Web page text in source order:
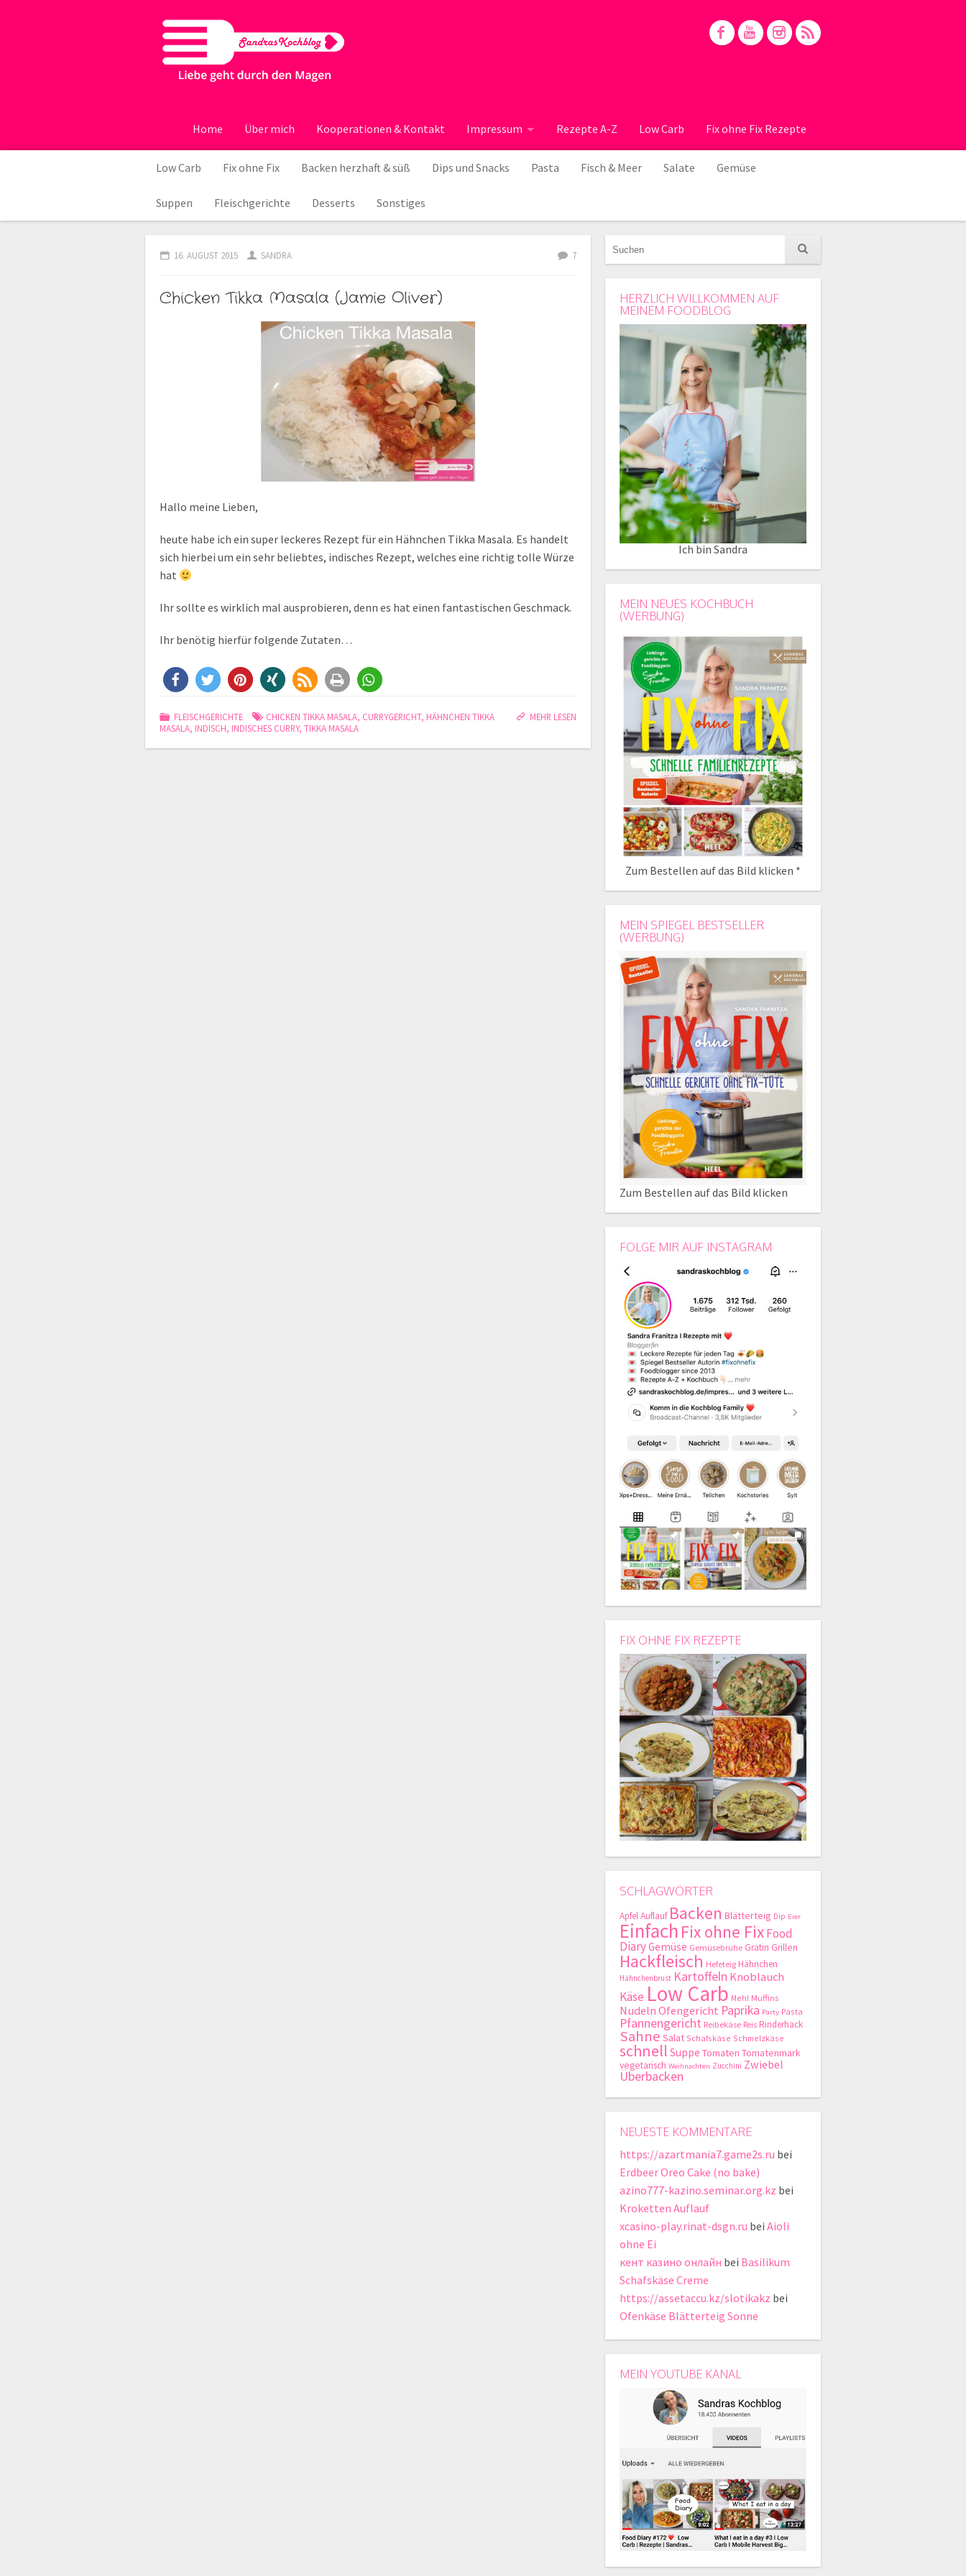
Home Über mich Kooperationen & Kontakt Impressum Rezepte A-Z Low Carb Fix ohne Fix Rezepte
Low Carb Fix ohne Fix Backen herzhaft & süß Dips und Snacks Pasta Fisch & Meer Salate Gemüse
Suppen Fleischgerichte Desserts Sonstiges
16. AUGUST 2015 SANDRA 7
Chicken Tikka Masala (Jamie Oliver)
Hallo meine Lieben,
heute habe ich ein super leckeres Rezept für ein Hähnchen Tikka Masala. Es handelt
sich hierbei um ein sehr beliebtes, indisches Rezept, welches eine richtig tolle Würze
hat
Ihr sollte es wirklich mal ausprobieren, denn es hat einen fantastischen Geschmack.
Ihr benötig hierfür folgende Zutaten…
MEHR LESEN
FLEISCHGERICHTE CHICKEN TIKKA MASALA, CURRYGERICHT, HÄHNCHEN TIKKA
MASALA, INDISCH, INDISCHES CURRY, TIKKA MASALA
HERZLICH WILLKOMMEN AUF
MEINEM FOODBLOG
Ich bin Sandra
MEIN NEUES KOCHBUCH
(WERBUNG)
Zum Bestellen auf das Bild klicken *
MEIN SPIEGEL BESTSELLER
(WERBUNG)
Zum Bestellen auf das Bild klicken
FOLGE MIR AUF INSTAGRAM
FIX OHNE FIX REZEPTE
SCHLAGWÖRTER
ApfelAuflauf Backen Blätterteig Dip Eier
Einfach Fix ohne FixFood
DiaryGemüse Gemüsebrühe Gratin Grillen
Hackfleisch Hefeteig Hähnchen
Hähnchenbrust Kartoffeln Knoblauch
Käse Low Carb Mehl Muffins
NudelnOfengericht Paprika Party Pasta
Pfannengericht Reibekäse Reis Rinderhack
Sahne Salat Schafskäse Schmelzkäse
schnell Suppe Tomaten Tomatenmark
vegetarisch Weihnachten Zucchini Zwiebel
Überbacken
NEUESTE KOMMENTARE
https://azartmania7.game2s.ru bei
Erdbeer Oreo Cake (no bake)
azino777-kazino.seminar.org.kz bei
Kroketten Auflauf
xcasino-play.rinat-dsgn.ru bei Aioli
ohne Ei
кент казино онлайн bei Basilikum
Schafskäse Creme
https://assetaccu.kz/slotikakz bei
Ofenkäse Blätterteig Sonne
MEIN YOUTUBE KANAL